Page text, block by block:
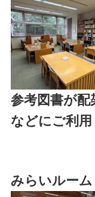
参考図書が
などにご利用
みらいルーム